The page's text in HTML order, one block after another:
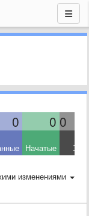
0 0 0
Начатые
изменениями